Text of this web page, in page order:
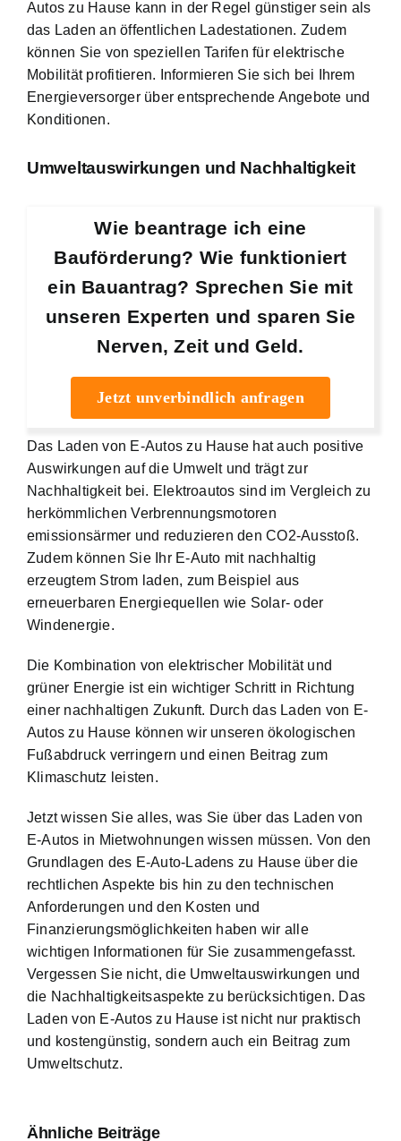
Autos zu Hause kann in der Regel günstiger sein als
das Laden an öffentlichen Ladestationen. Zudem
können Sie von speziellen Tarifen für elektrische
Mobilität profitieren. Informieren Sie sich bei Ihrem
Energieversorger über entsprechende Angebote und
Konditionen.
Umweltauswirkungen und Nachhaltigkeit
Wie beantrage ich eine
Bauförderung? Wie funktioniert
ein Bauantrag? Sprechen Sie mit
unseren Experten und sparen Sie
Nerven, Zeit und Geld.
Jetzt unverbindlich anfragen
Das Laden von E-Autos zu Hause hat auch positive
Auswirkungen auf die Umwelt und trägt zur
Nachhaltigkeit bei. Elektroautos sind im Vergleich zu
herkömmlichen Verbrennungsmotoren
emissionsärmer und reduzieren den CO2-Ausstoß.
Zudem können Sie Ihr E-Auto mit nachhaltig
erzeugtem Strom laden, zum Beispiel aus
erneuerbaren Energiequellen wie Solar- oder
Windenergie.
Die Kombination von elektrischer Mobilität und
grüner Energie ist ein wichtiger Schritt in Richtung
einer nachhaltigen Zukunft. Durch das Laden von E-
Autos zu Hause können wir unseren ökologischen
Fußabdruck verringern und einen Beitrag zum
Klimaschutz leisten.
Jetzt wissen Sie alles, was Sie über das Laden von
E-Autos in Mietwohnungen wissen müssen. Von den
Grundlagen des E-Auto-Ladens zu Hause über die
rechtlichen Aspekte bis hin zu den technischen
Anforderungen und den Kosten und
Finanzierungsmöglichkeiten haben wir alle
wichtigen Informationen für Sie zusammengefasst.
Vergessen Sie nicht, die Umweltauswirkungen und
die Nachhaltigkeitsaspekte zu berücksichtigen. Das
Laden von E-Autos zu Hause ist nicht nur praktisch
und kostengünstig, sondern auch ein Beitrag zum
Umweltschutz.
Ähnliche Beiträge